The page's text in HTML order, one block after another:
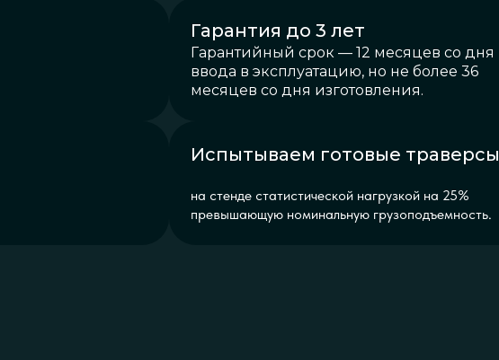
Гарантия до 3 лет
Гарантийный срок — 12 месяцев со дня
ввода в эксплуатацию, но не более 36
месяцев со дня изготовления.
Испытываем готовые траверсы
на стенде статистической нагрузкой на 25%
превышающую номинальную грузоподъемность.